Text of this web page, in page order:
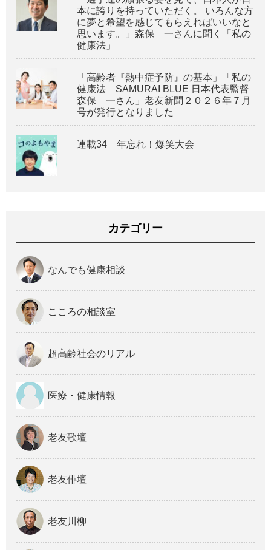
本に誇りを持っていただく。 いろんな方
に夢と希望を感じてもらえればいいなと
思います。」森保 一さんに聞く「私の
健康法」
「高齢者『熱中症予防』の基本」「私の
健康法 SAMURAI BLUE 日本代表監督
森保 一さん」老友新聞２０２６年７月
号が発行となりました
連載34 年忘れ！爆笑大会
カテゴリー
なんでも健康相談
こころの相談室
超高齢社会のリアル
医療・健康情報
老友歌壇
老友俳壇
老友川柳